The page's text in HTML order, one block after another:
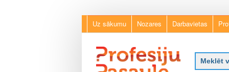
Uz sākumu Nozares Darbavietas